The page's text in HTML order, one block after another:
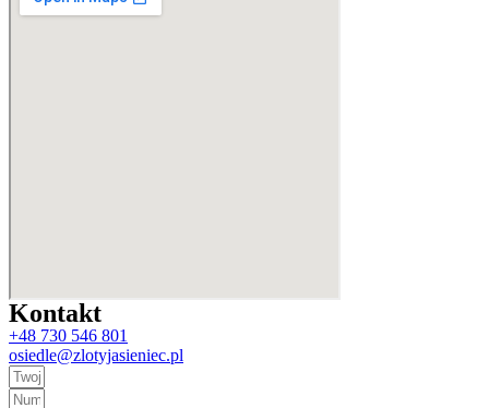
Kontakt
+48 730 546 801
osiedle@zlotyjasieniec.pl